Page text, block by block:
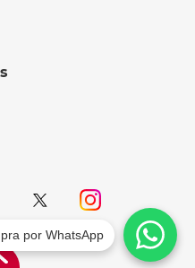
por WhatsApp